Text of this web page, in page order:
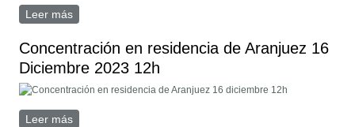
Leer más
Concentración en residencia de Aranjuez 16
Diciembre 2023 12h
Leer más